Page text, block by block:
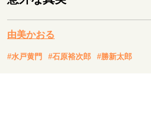
大人の学び直し
由美かおる
#水戸黄門 #石原裕次郎 #勝新太郎